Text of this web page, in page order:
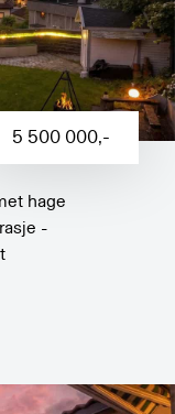
5 500 000,-
hage
-